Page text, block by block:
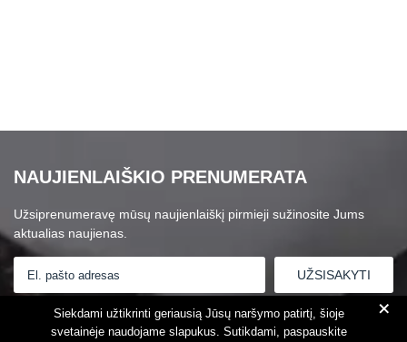
NAUJIENLAIŠKIO PRENUMERATA
Užsiprenumeravę mūsų naujienlaiškį pirmieji sužinosite Jums
aktualias naujienas.
Susipažinau suPrivatumo politika +
Siekdami užtikrinti geriausią Jūsų naršymo patirtį, šioje
svetainėje naudojame slapukus. Sutikdami, paspauskite